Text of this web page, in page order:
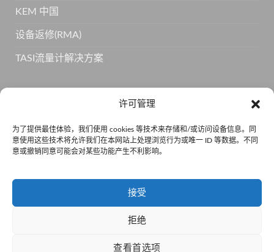
许可管理
为了提供最佳体验，我们使用 cookies 等技术来存储和/或访问设备信息。同
意使用这些技术将允许我们在本网站上处理浏览行为或唯一 ID 等数据。不同
意或撤销同意可能会对某些功能产生不利影响。
接受
拒绝
查看首选项
KEM 中国
设备返修(RMA)
TASI流量计解决方案
订阅 KEM 获取更多产品信息
京公网安备110105011334 •